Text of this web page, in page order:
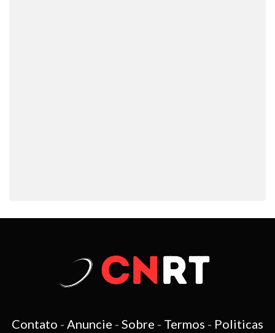
Contato - Anuncie - Sobre - Termos - Politicas